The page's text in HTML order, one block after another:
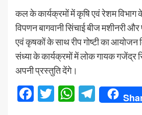
कल के कार्यक्रमों में कृषि एवं रेशम विभाग
विपणन बागवानी सिंचाई बीज मशीनरी और
एवं कृषकों के साथ रीप गोष्टी का आयोजन
संध्या के कार्यक्रमों में लोक गायक गजेंद्र
अपनी प्रस्तुति देंगे।
Facebook
Twitter